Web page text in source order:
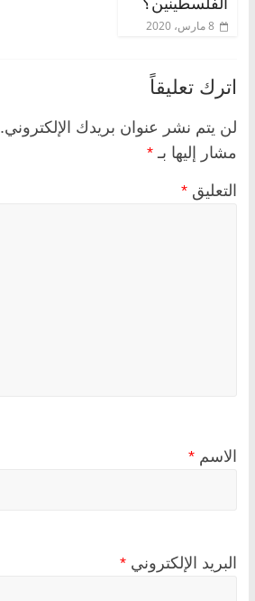
8 مارس، 2020
اترك تعليقاً
لن يتم نشر عنوان بريدك الإلكتروني.
مشار إليها بـ *
التعليق *
الاسم *
البريد الإلكتروني *